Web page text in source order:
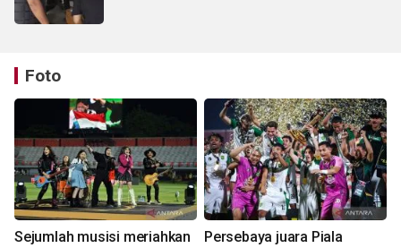
Foto
Sejumlah musisi meriahkan
Persebaya juara Piala